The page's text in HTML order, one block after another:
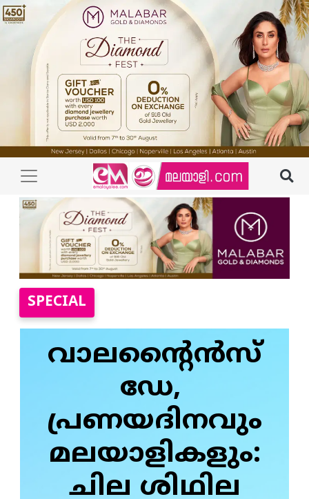
SPECIAL
വാലന്റൈന്‍സ്
ഡേ,
പ്രണയദിനവും
മലയാളികളും:
ചില ശിഥില